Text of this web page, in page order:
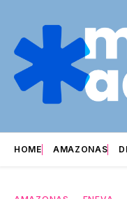
HOME AMAZONAS